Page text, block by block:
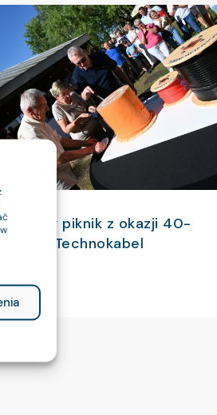
piknik z okazji 40-
fabryki Technokabel
więcej